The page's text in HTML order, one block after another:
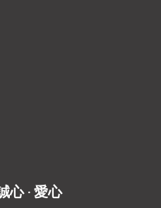
心 ‧ 愛心